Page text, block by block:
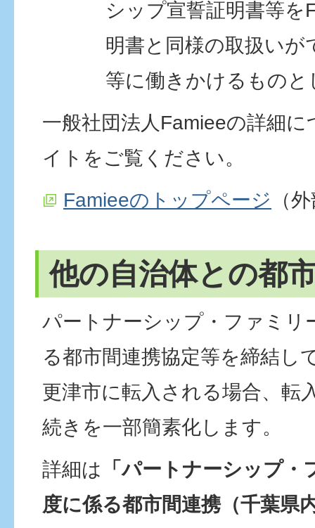
シップ宣誓証明書等を
明書と同様の取扱いが
等に働きかけるものと
一般社団法人Famieeの詳細
イトをご覧ください。
Famieeのトップページ （
他の自治体との都
パートナーシップ・ファミリ
る都市間連携協定等を締結し
更津市に転入される場合、転
続きを一部簡素化します。
詳細は 「パートナーシップ
度に係る都市間連携（千葉県